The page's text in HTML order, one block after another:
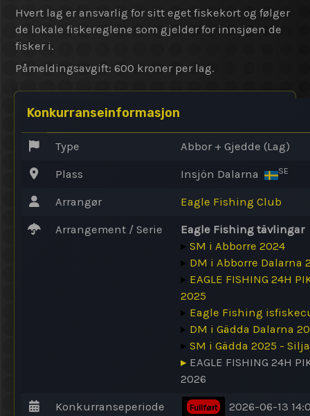
Hvert lag er ansvarlig for sitt eget fiskekort og følger
de lokale fiskereglene som gjelder for innsjøen de
fisker i.
Påmeldingsavgift: 600 kroner per lag.
Konkurranseinformasjon
Type Abbor + Gjedde (Lag)
Plass Insjön Dalarna SE
Arrangør Eagle Fishing Club
Arrangement / Serie
Eagle Fishing tävlingar
▸ SM i Abborre 2024
▸ DM i Abborre Dalarna
▸ EAGLE FISHING 24H
2025
▸ Eagle Fishing
▸ DM i Gädda Dalarna
▸ SM i Gädda 2025 -
▸ EAGLE FISHING 24H
2026
Konkurranseperiode Fullført
2026-06-13